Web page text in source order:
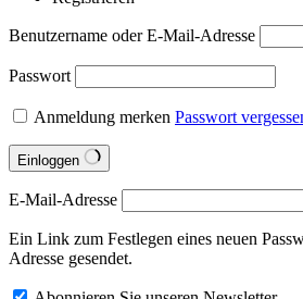
Benutzername oder E-Mail-Adresse
Passwort
Anmeldung merken Passwort
Einloggen
E-Mail-Adresse
Ein Link zum Festlegen eines neuen
Adresse gesendet.